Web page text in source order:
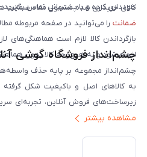
خودداری کرده و با پشتیبانی تماس بگیرید.
کالای خریداری شده مشمول مفاد ضمانت
ضمانت را می‌توانید در صفحه مربوطه
بازگرداندن کالا لازم است
انجام شود و به هیچ‌وجه کالا بدون
چشم‌انداز فروشگاه گوشی
چشم‌انداز مجموعه بر پایه حذف
به کالاهای اصل و باکیفیت شکل
زیرساخت‌های فروش آنلاین، تجربه‌ای
ایران ارائه دهیم. تبدیل‌شدن به مرجعی
خدمات و به‌روزرسانی مداوم محصولات،
مشاهده بیشتر